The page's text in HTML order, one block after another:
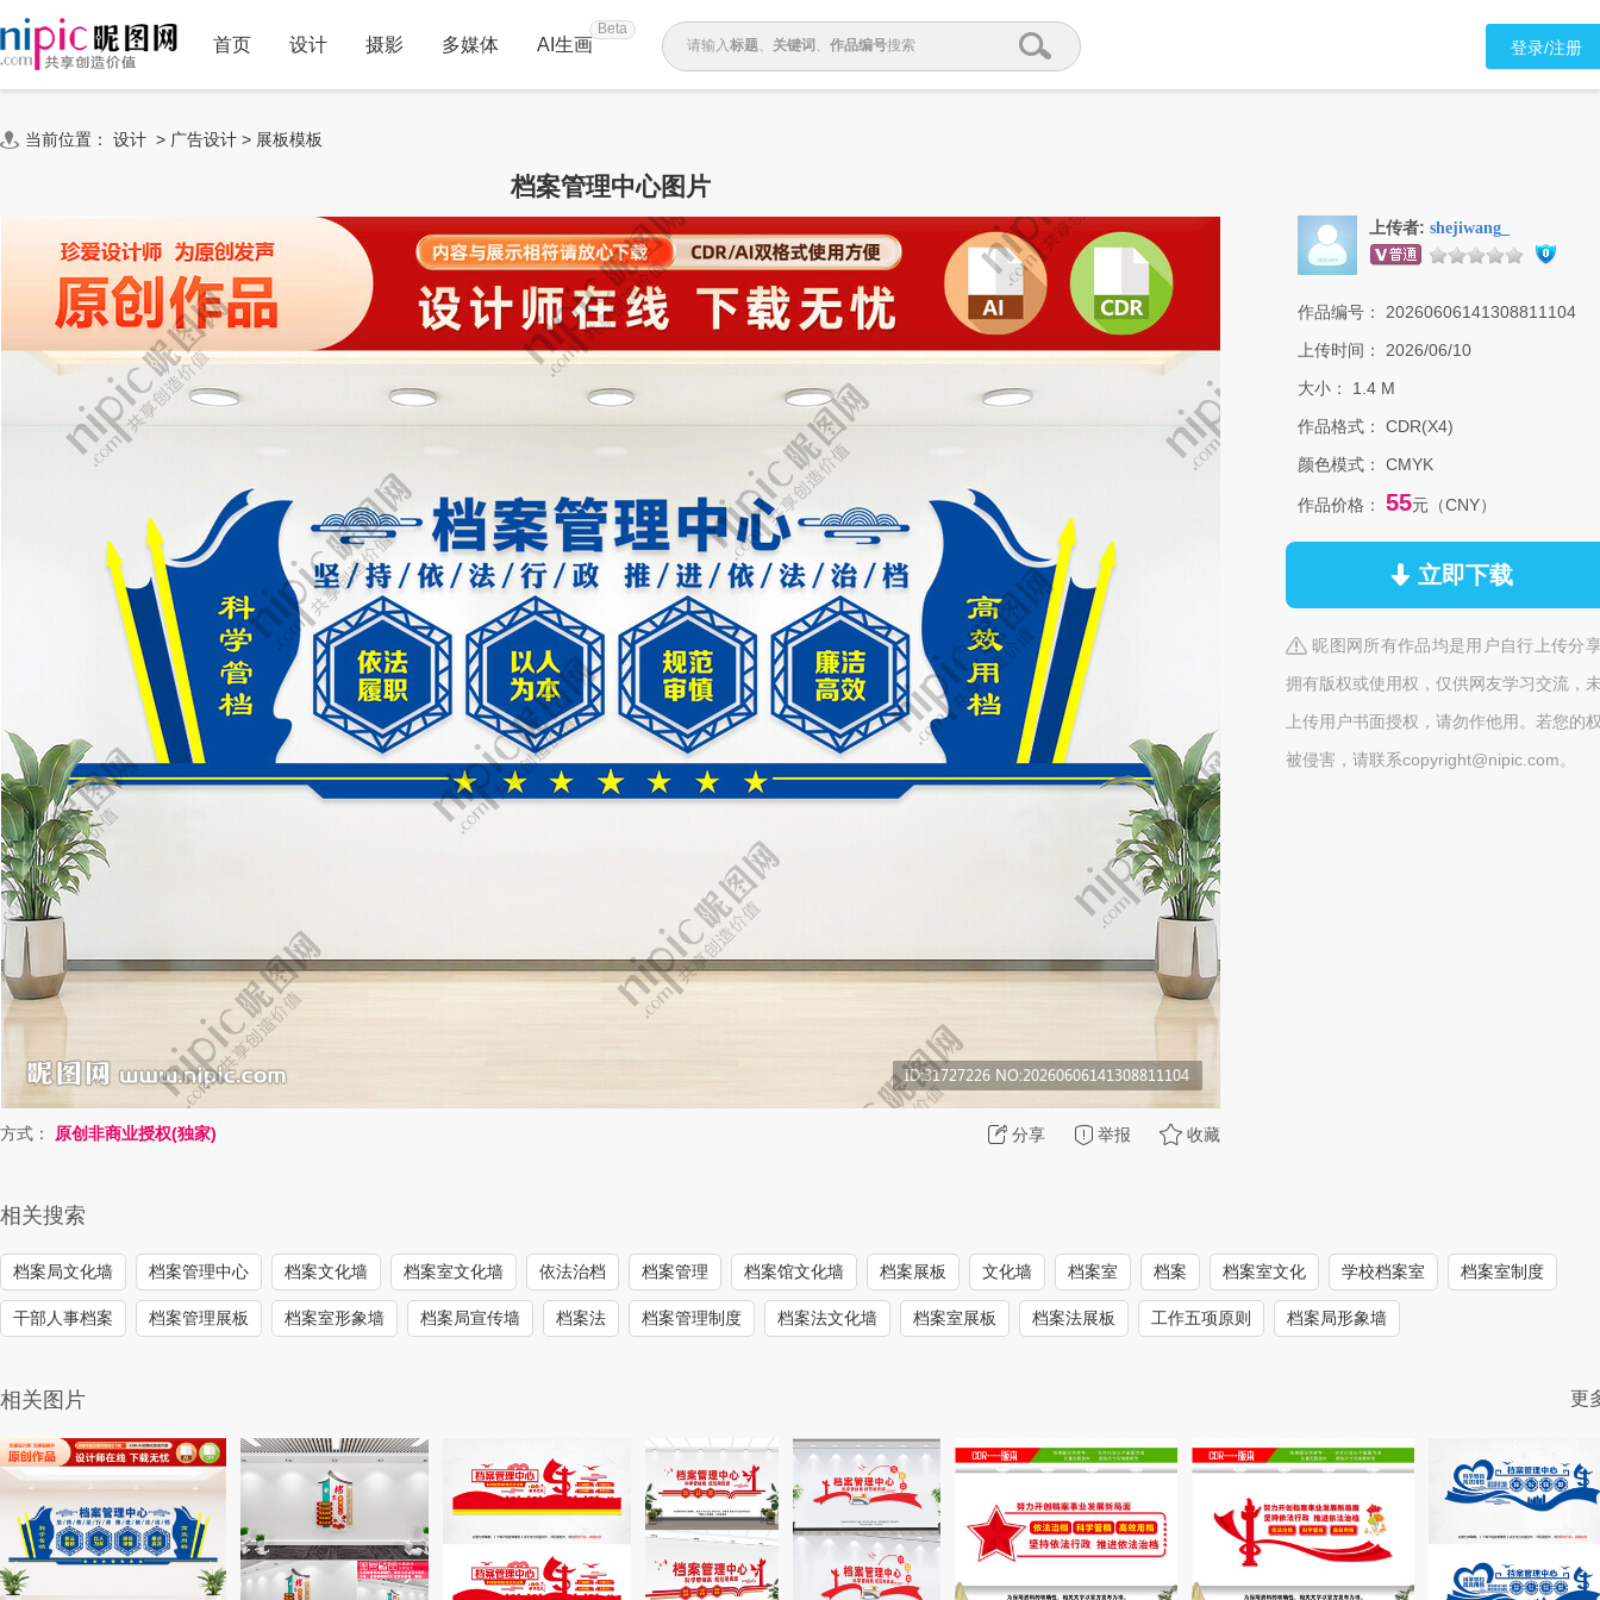
首页 设计 摄影 多媒体 AI生画
Beta
请输入标题、 关键词 、 作品编号搜索 登录/注册
当前位置： 设计 > 广告设计 > 展板模板
档案管理中心图片
分享 举报 收藏
方式： 原创非商业授权(独家)
上传者: shejiwang_
作品编号：
20260606141308811104
上传时间：
2026/06/10
大小：
1.4 M
作品格式：
CDR(X4)
颜色模式：
CMYK
作品价格： 55元（CNY）
立即下载
昵图网所有作品均是用户自行上传分
拥有版权或使用权，仅供网友学习交流，
上传用户书面授权，请勿作他用。若您的
被侵害，请联系copyright@nipic.com。
相关搜索
档案局文化墙 档案管理中心 档案文化墙 档案室文化墙 依法治档 档案管理 档案馆文化墙 档案展板 文化墙 档案室 档案 档案室文化 学校档案室 档案室制度
干部人事档案 档案管理展板 档案室形象墙 档案局宣传墙 档案法 档案管理制度 档案法文化墙 档案室展板 档案法展板 工作五项原则 档案局形象墙
相关图片 更